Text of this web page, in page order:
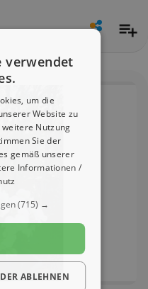
verwendet
um die
Website zu
Nutzung
Sie der
gemäß unserer
Informationen /
(715) →
ABLEHNEN